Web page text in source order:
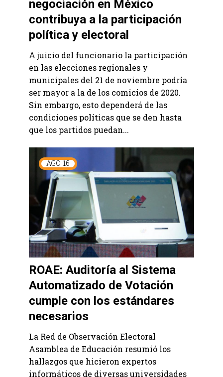
negociación en México
contribuya a la participación
política y electoral
A juicio del funcionario la participación
en las elecciones regionales y
municipales del 21 de noviembre podría
ser mayor a la de los comicios de 2020.
Sin embargo, esto dependerá de las
condiciones políticas que se den hasta
que los partidos puedan...
AGO 16
ROAE: Auditoría al Sistema
Automatizado de Votación
cumple con los estándares
necesarios
La Red de Observación Electoral
Asamblea de Educación resumió los
hallazgos que hicieron expertos
informáticos de diversas universidades